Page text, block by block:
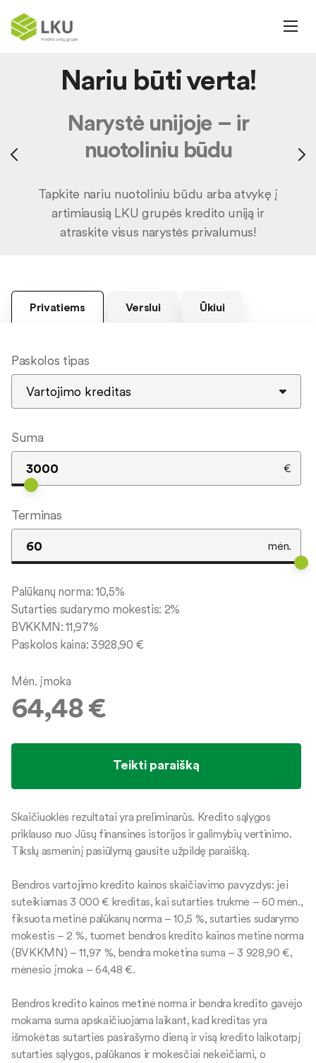
Nariu būti verta!
Narystė unijoje – ir
nuotoliniu būdu
Tapkite nariu nuotoliniu būdu arba atvykę į
artimiausią LKU grupės kredito uniją ir
atraskite visus narystės privalumus!
Privatiems Verslui Ūkiui
Paskolos tipas
Suma
€
Terminas
mėn.
Palūkanų norma:10,5%
Sutarties sudarymo mokestis: 2%
BVKKMN:11,97%
Paskolos kaina: 3928,90 €
Mėn. įmoka
64,48€
Skaičiuoklės rezultatai yra preliminarūs. Kredito sąlygos
priklauso nuo Jūsų finansinės istorijos ir galimybių vertinimo.
Tikslų asmeninį pasiūlymą gausite užpildę paraišką.
Bendros vartojimo kredito kainos skaičiavimo pavyzdys: jei
suteikiamas 3 000 € kreditas, kai sutarties trukmė – 60 mėn.,
fiksuota metinė palūkanų norma – 10,5 %, sutarties sudarymo
mokestis – 2 %, tuomet bendros kredito kainos metinė norma
(BVKKMN) – 11,97 %, bendra mokėtina suma – 3 928,90 €,
mėnesio įmoka – 64,48 €.
Bendros kredito kainos metinė norma ir bendra kredito gavėjo
mokama suma apskaičiuojama laikant, kad kreditas yra
išmokėtas sutarties pasirašymo dieną ir visą kredito laikotarpį
sutarties sąlygos, palūkanos ir mokesčiai nekeičiami, o